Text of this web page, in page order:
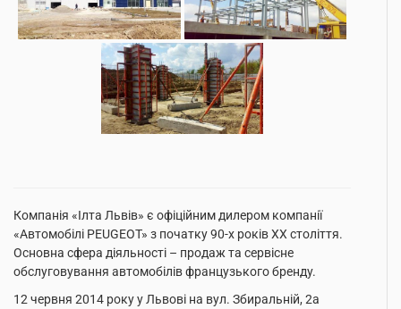
Компанія «Ілта Львів» є офіційним дилером компанії
«Автомобілі PEUGEOT» з початку 90-х років ХХ століття.
Основна сфера діяльності – продаж та сервісне
обслуговування автомобілів французького бренду.
12 червня 2014 року у Львові на вул. Збиральній, 2а